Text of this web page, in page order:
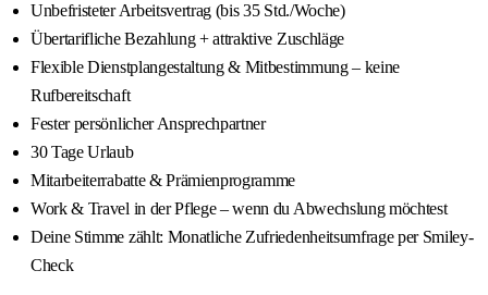
Unbefristeter Arbeitsvertrag (bis 35 Std./Woche)
Übertarifliche Bezahlung + attraktive Zuschläge
Flexible Dienstplangestaltung & Mitbestimmung – keine
Rufbereitschaft
Fester persönlicher Ansprechpartner
30 Tage Urlaub
Mitarbeiterrabatte & Prämienprogramme
Work & Travel in der Pflege – wenn du Abwechslung möchtest
Deine Stimme zählt: Monatliche Zufriedenheitsumfrage per Smiley-
Check